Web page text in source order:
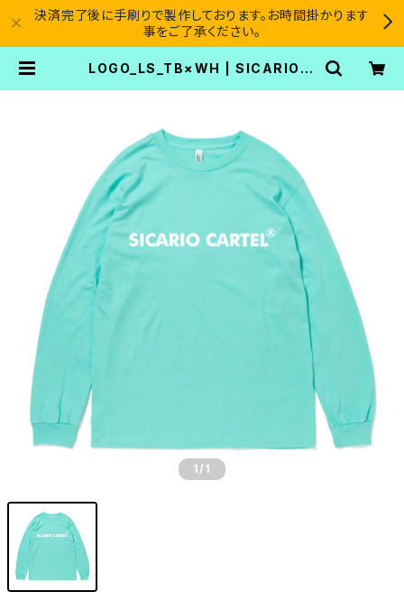
決済完了後に手刷りで製作しております。お時間掛かります
事をご了承ください。
LOGO_LS_TB×WH | SICARIO C
1 /1